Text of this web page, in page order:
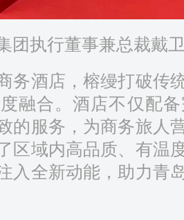
团执行董事兼总裁戴
务酒店，榕缦打破传
融合。酒店不仅配
的服务，为商务旅人
区域内高品质、有温
入全新动能，助力青